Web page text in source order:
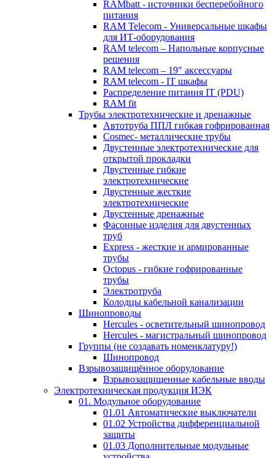
RAMbatt - источники бесперебойного
питания
RAM Telecom - Универсальные шкафы
для ИТ-оборудования
RAM telecom – Напольные корпусные
решения
RAM telecom – 19" аксессуары
RAM telecom - IT шкафы
Распределение питания IT (PDU)
RAM fit
Трубы электротехнические и дренажные
Автотруба ППЛ гибкая гофрированная
Cosmec- металлические трубы
Двустенные электротехнические для
открытой прокладки
Двустенные гибкие
электротехнические
Двустенные жесткие
электротехнические
Двустенные дренажные
Фасонные изделия для двустенных
труб
Express - жесткие и армированные
трубы
Octopus - гибкие гофрированные
трубы
Электротруба
Колодцы кабельной канализации
Шинопроводы
Hercules - осветительный шинопровод
Hercules - магистральный шинопровод
Группы (не создавать номенклатуру!)
Шинопровод
Взрывозащищённое оборудование
Взрывозащищенные кабельные вводы
Электротехническая продукция ИЭК
01. Модульное оборудование
01.01 Автоматические выключатели
01.02 Устройства дифференциальной
защиты
01.03 Дополнительные модульные